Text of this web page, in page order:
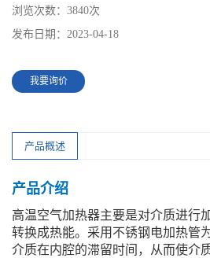
浏览次数： 3840次
发布日期： 2023-04-18
我要询价
产品概述
产品介绍
高温空气加热器主要是对介质进行
转换成热能。采用不锈钢电加热管
介质在内腔的滞留时间，从而使介